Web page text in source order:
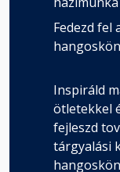
Fedezd fel
Inspiráld
ötletekkel
fejleszd
tárgyalási